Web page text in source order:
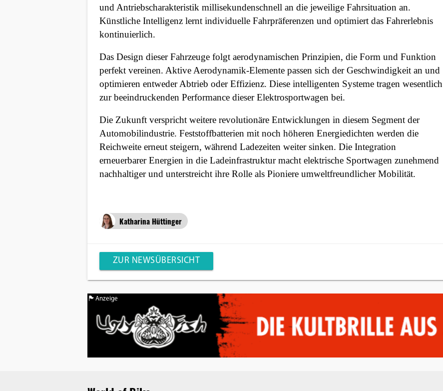
und Antriebscharakteristik millisekundenschnell an die jeweilige Fahrsituation an.
Künstliche Intelligenz lernt individuelle Fahrpräferenzen und optimiert das Fahrerlebnis
kontinuierlich.
Das Design dieser Fahrzeuge folgt aerodynamischen Prinzipien, die Form und Funktion
perfekt vereinen. Aktive Aerodynamik-Elemente passen sich der Geschwindigkeit an und
optimieren entweder Abtrieb oder Effizienz. Diese intelligenten Systeme tragen wesentlich
zur beeindruckenden Performance dieser Elektrosportwagen bei.
Die Zukunft verspricht weitere revolutionäre Entwicklungen in diesem Segment der
Automobilindustrie. Feststoffbatterien mit noch höheren Energiedichten werden die
Reichweite erneut steigern, während Ladezeiten weiter sinken. Die Integration
erneuerbarer Energien in die Ladeinfrastruktur macht elektrische Sportwagen zunehmend
nachhaltiger und unterstreicht ihre Rolle als Pioniere umweltfreundlicher Mobilität.
Katharina Hüttinger
ZUR NEWSÜBERSICHT
Anzeige